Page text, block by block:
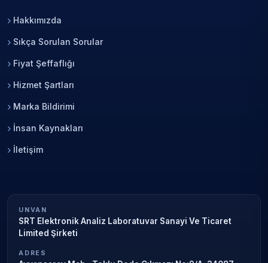
Hakkımızda
Sıkça Sorulan Sorular
Fiyat Şeffaflığı
Hizmet Şartları
Marka Bildirimi
İnsan Kaynakları
İletişim
UNVAN
SRT Elektronik Analiz Laboratuvar Sanayi Ve Ticaret
Limited Şirketi
ADRES